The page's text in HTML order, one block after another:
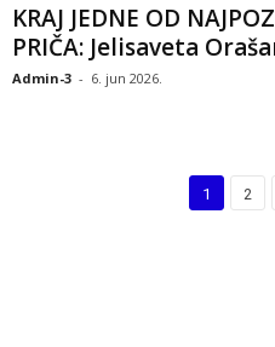
KRAJ JEDNE OD
PRIČA: Jelisaveta
Admin-3 - 6. jun 2026.
1 2